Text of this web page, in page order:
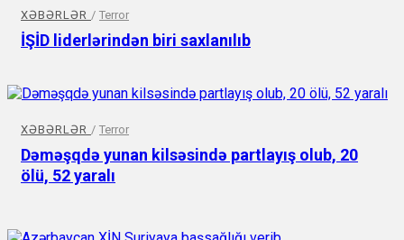
XƏBƏRLƏR / Terror
İŞİD liderlərindən biri saxlanılıb
XƏBƏRLƏR / Terror
Dəməşqdə yunan kilsəsində partlayış olub, 20
ölü, 52 yaralı